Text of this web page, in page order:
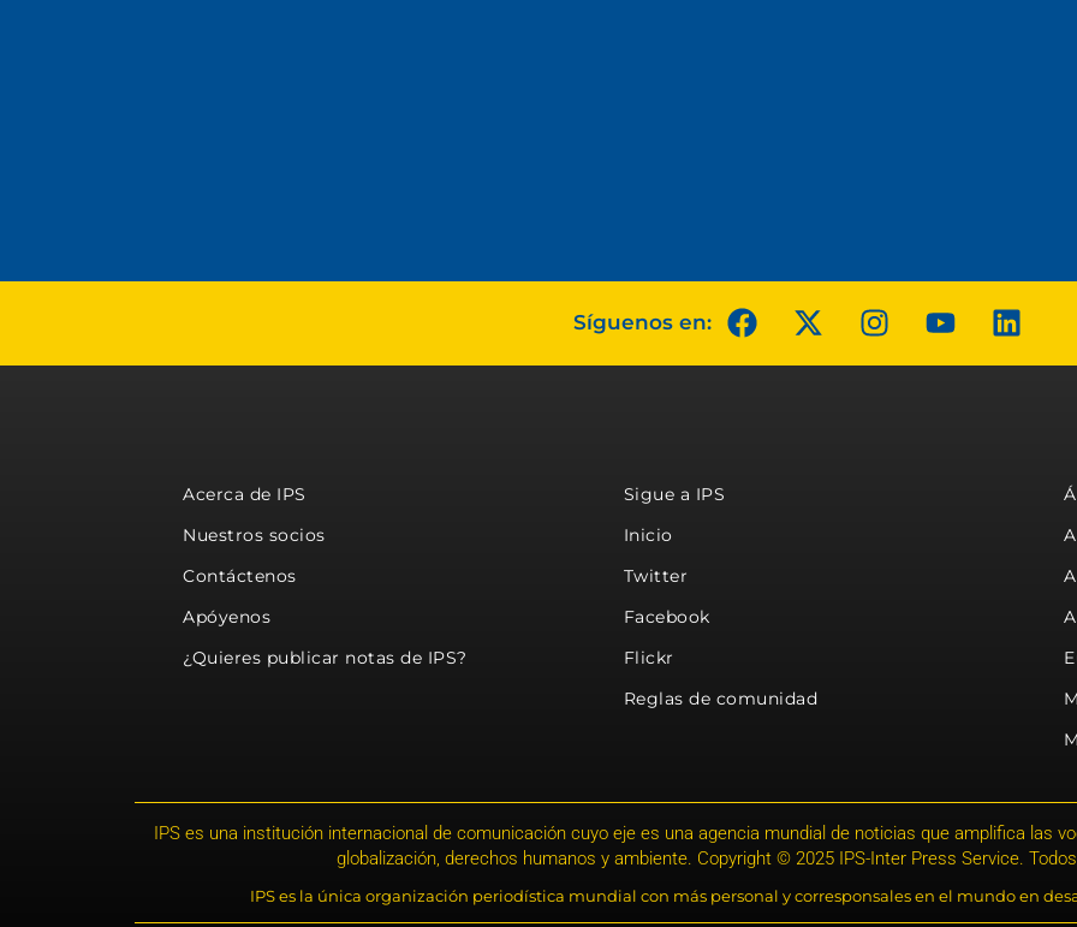
Síguenos en:
Acerca de IPS
Nuestros socios
Contáctenos
Apóyenos
¿Quieres publicar notas de IPS?
Sigue a IPS
Inicio
Twitter
Facebook
Flickr
Reglas de comunidad
IPS es una institución internacional de comunicación cuyo eje es una agencia mundial de noticias que amplifica las
globalización, derechos humanos y ambiente. Copyright © 2025 IPS-Inter Press Service.
IPS es la única organización periodística mundial con más personal y corresponsales en el mundo en